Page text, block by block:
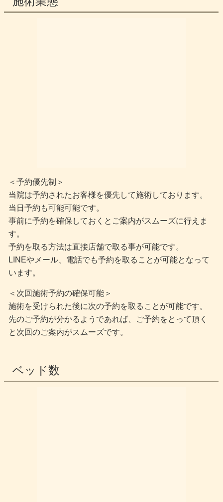
＜予約優先制＞
当院は予約されたお客様を優先して施術しております。
当日予約も可能可能です。
事前に予約を確保しておくとご案内がスムーズに行えま
す。
予約を取る方法は直接店舗で取る事が可能です。
LINEやメール、電話でも予約を取ることが可能となって
います。
＜次回施術予約の確保可能＞
施術を受けられた後に次の予約を取ることが可能です。
先のご予約が分かるようであれば、ご予約をとって頂く
と次回のご案内がスムーズです。
ベッド数